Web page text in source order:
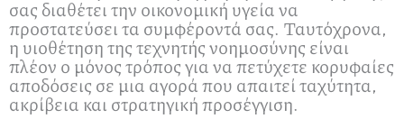
σας διαθέτει την οικονομική υγεία να
προστατεύσει τα συμφέροντά σας. Ταυτόχρονα,
η υιοθέτηση της τεχνητής νοημοσύνης είναι
πλέον ο μόνος τρόπος για να πετύχετε κορυφαίες
αποδόσεις σε μια αγορά που απαιτεί ταχύτητα,
ακρίβεια και στρατηγική προσέγγιση.